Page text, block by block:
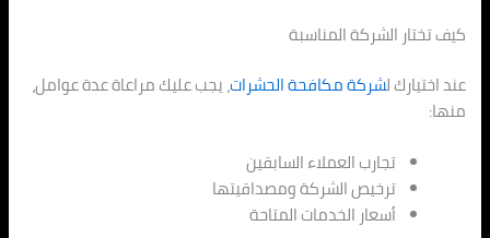
كيف تختار الشركة المناسبة
عند اختيارك لشركة مكافحة الحشرات، يجب عليك مراعاة عدة عوامل،
منها:
تجارب العملاء السابقين
ترخيص الشركة ومصداقيتها
أسعار الخدمات المتاحة